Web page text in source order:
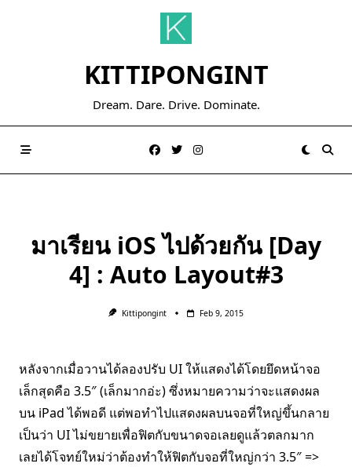
KITTIPONGINT
Dream. Dare. Drive. Dominate.
มาเรียน iOS ไปด้วยกัน [Day
4] : Auto Layout#3
Kittipongint Feb 9, 2015
หลังจากเมื่อวานได้ลองปรับ UI ให้แสดงได้โดยยึดหน้าจอ
เล็กสุดคือ 3.5″ (เล็กมากอ่ะ) ซึ่งหมายความว่าจะแสดงผล
บน iPad ได้พอดี แต่พอทำไปแสดงผลบนจอที่ใหญ่ขึ้นกลาย
เป็นว่า UI ไม่ขยายเพื่อฟิตกับขนาดจอเลยดูแล้วตลกมาก
เลยได้โจทย์ใหม่ว่าต้องทำให้ฟิตกับจอที่ใหญ่กว่า 3.5″ =>